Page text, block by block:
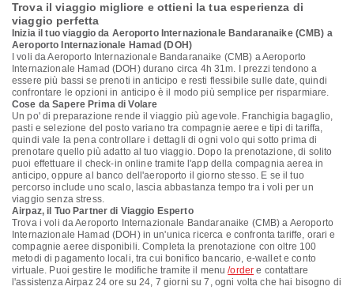
Trova il viaggio migliore e ottieni la tua esperienza di
viaggio perfetta
Inizia il tuo viaggio da Aeroporto Internazionale Bandaranaike (CMB) a
Aeroporto Internazionale Hamad (DOH)
I voli da Aeroporto Internazionale Bandaranaike (CMB) a Aeroporto
Internazionale Hamad (DOH) durano circa 4h 31m. I prezzi tendono a
essere più bassi se prenoti in anticipo e resti flessibile sulle date, quindi
confrontare le opzioni in anticipo è il modo più semplice per risparmiare.
Cose da Sapere Prima di Volare
Un po' di preparazione rende il viaggio più agevole. Franchigia bagaglio,
pasti e selezione del posto variano tra compagnie aeree e tipi di tariffa,
quindi vale la pena controllare i dettagli di ogni volo qui sotto prima di
prenotare quello più adatto al tuo viaggio. Dopo la prenotazione, di solito
puoi effettuare il check-in online tramite l'app della compagnia aerea in
anticipo, oppure al banco dell'aeroporto il giorno stesso. E se il tuo
percorso include uno scalo, lascia abbastanza tempo tra i voli per un
viaggio senza stress.
Airpaz, il Tuo Partner di Viaggio Esperto
Trova i voli da Aeroporto Internazionale Bandaranaike (CMB) a Aeroporto
Internazionale Hamad (DOH) in un'unica ricerca e confronta tariffe, orari e
compagnie aeree disponibili. Completa la prenotazione con oltre 100
metodi di pagamento locali, tra cui bonifico bancario, e-wallet e conto
virtuale. Puoi gestire le modifiche tramite il menu/order e contattare
l'assistenza Airpaz 24 ore su 24, 7 giorni su 7, ogni volta che hai bisogno di